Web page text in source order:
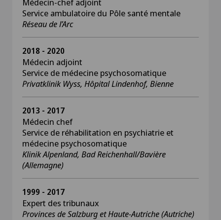
Service ambulatoire du Pôle santé mentale
Réseau de l’Arc
2018 - 2020
Médecin adjoint
Service de médecine psychosomatique
Privatklinik Wyss, Hôpital Lindenhof, Bienne
2013 - 2017
Médecin chef
Service de réhabilitation en psychiatrie et
médecine psychosomatique
Klinik Alpenland, Bad Reichenhall/Bavière
(Allemagne)
1999 - 2017
Expert des tribunaux
Provinces de Salzburg et Haute-Autriche (Autriche)